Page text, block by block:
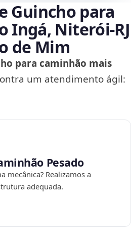
Guincho para
Ingá, Niterói‑RJ
de Mim
para caminhão mais
um atendimento ágil:
Pesado
mecânica? Realizamos a
adequada.